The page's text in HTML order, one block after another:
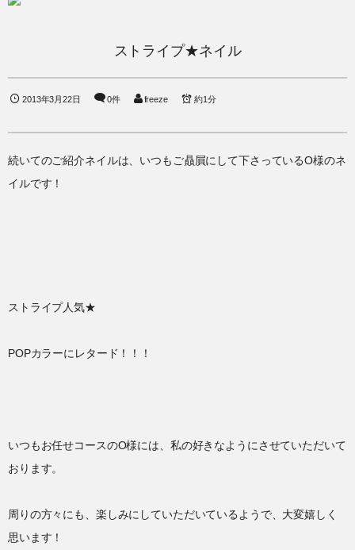
ストライプ★ネイル
2013年3月22日 0件 freeze 約1分
続いてのご紹介ネイルは、いつもご贔屓にして下さっているO様のネ
イルです！
ストライプ人気★
POPカラーにレタード！！！
いつもお任せコースのO様には、私の好きなようにさせていただいて
おります。
周りの方々にも、楽しみにしていただいているようで、大変嬉しく
思います！